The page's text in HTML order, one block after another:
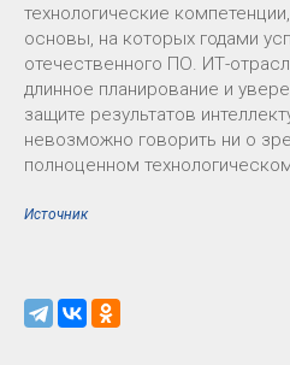
технологические
основы, на которых годами
отечественного ПО. ИТ-
длинное планирование и
защите результатов
невозможно говорить ни о
полноценном
Источник